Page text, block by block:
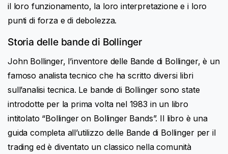
il loro funzionamento, la loro interpretazione e i loro
punti di forza e di debolezza.
Storia delle bande di Bollinger
John Bollinger, l’inventore delle Bande di Bollinger, è un
famoso analista tecnico che ha scritto diversi libri
sull’analisi tecnica. Le bande di Bollinger sono state
introdotte per la prima volta nel 1983 in un libro
intitolato “Bollinger on Bollinger Bands”. Il libro è una
guida completa all’utilizzo delle Bande di Bollinger per il
trading ed è diventato un classico nella comunità